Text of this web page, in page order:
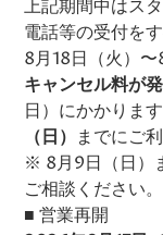
上記期間中はス
電話等の受付を
8月18日（火）〜
キャンセル料が
日）にかかりま
（日） までにご
※ 8月9日（日）
ご相談ください。
■ 営業再開